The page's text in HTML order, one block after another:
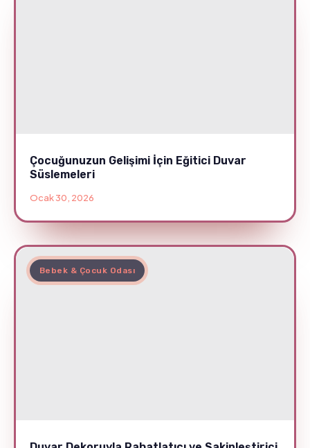
Çocuğunuzun Gelişimi İçin Eğitici Duvar
Süslemeleri
Ocak 30, 2026
Bebek & Çocuk Odası